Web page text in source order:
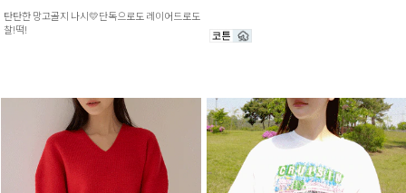
탄탄한 망고골지 나시💛단독으로도 레이어드로도
찰!떡!